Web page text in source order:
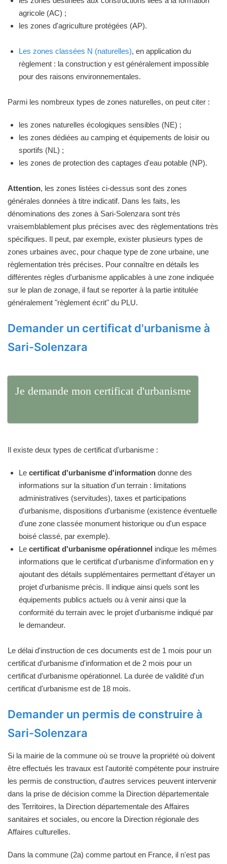
agricole (AC) ;
les zones d'agriculture protégées (AP).
Les zones classées N (naturelles), en application du
règlement : la construction y est généralement impossible
pour des raisons environnementales.
Parmi les nombreux types de zones naturelles, on peut citer :
les zones naturelles écologiques sensibles (NE) ;
les zones dédiées au camping et équipements de loisir ou
sportifs (NL) ;
les zones de protection des captages d'eau potable (NP).
Attention, les zones listées ci-dessus sont des zones
générales données à titre indicatif. Dans les faits, les
dénominations des zones à Sari-Solenzara sont très
vraisemblablement plus précises avec des règlementations très
spécifiques. Il peut, par exemple, exister plusieurs types de
zones urbaines avec, pour chaque type de zone urbaine, une
règlementation très précises. Pour connaître en détails les
différentes règles d'urbanisme applicables à une zone indiquée
sur le plan de zonage, il faut se reporter à la partie intitulée
généralement "règlement écrit" du PLU.
Demander un certificat d'urbanisme à
Sari-Solenzara
Je demande mon certificat d'urbanisme
Il existe deux types de certificat d'urbanisme :
Le certificat d'urbanisme d'information donne des
informations sur la situation d'un terrain : limitations
administratives (servitudes), taxes et participations
d'urbanisme, dispositions d'urbanisme (existence éventuelle
d'une zone classée monument historique ou d'un espace
boisé classé, par exemple).
Le certificat d'urbanisme opérationnel indique les mêmes
informations que le certificat d'urbanisme d'information en y
ajoutant des détails supplémentaires permettant d'étayer un
projet d'urbanisme précis. Il indique ainsi quels sont les
équipements publics actuels ou à venir ainsi que la
conformité du terrain avec le projet d'urbanisme indiqué par
le demandeur.
Le délai d'instruction de ces documents est de 1 mois pour un
certificat d'urbanisme d'information et de 2 mois pour un
certificat d'urbanisme opérationnel. La durée de validité d'un
certificat d'urbanisme est de 18 mois.
Demander un permis de construire à
Sari-Solenzara
Si la mairie de la commune où se trouve la propriété où doivent
être effectués les travaux est l'autorité compétente pour instruire
les permis de construction, d'autres services peuvent intervenir
dans la prise de décision comme la Direction départementale
des Territoires, la Direction départementale des Affaires
sanitaires et sociales, ou encore la Direction régionale des
Affaires culturelles.
Dans la commune (2a) comme partout en France, il n'est pas